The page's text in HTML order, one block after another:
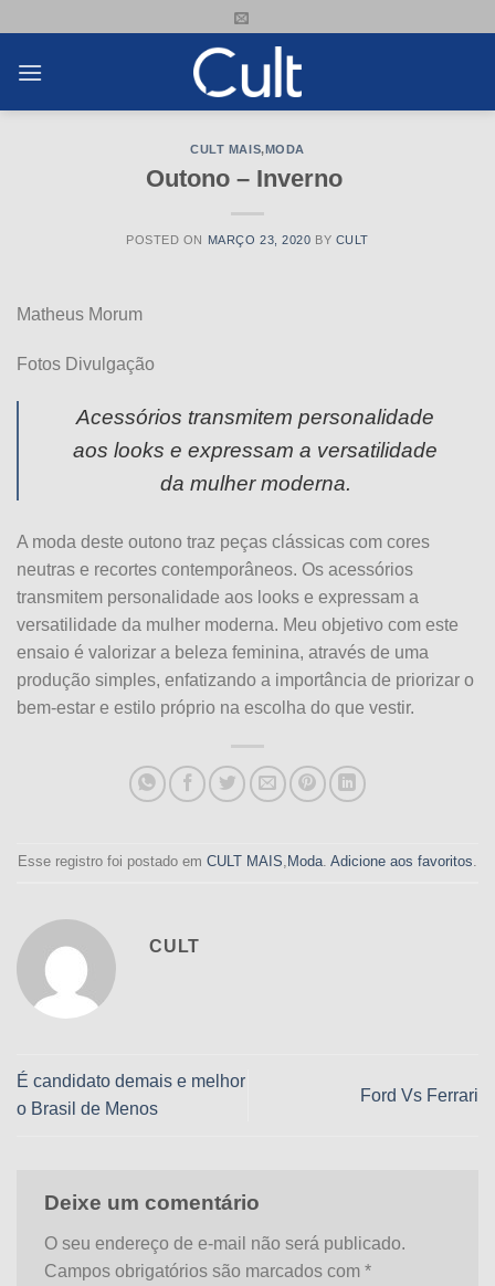
content
CULT MAIS,MODA
Outono – Inverno
POSTED ON MARÇO 23, 2020 BY CULT
Matheus Morum
Fotos Divulgação
Acessórios transmitem personalidade
aos looks e expressam a versatilidade
da mulher moderna.
A moda deste outono traz peças clássicas com cores
neutras e recortes contemporâneos. Os acessórios
transmitem personalidade aos looks e expressam a
versatilidade da mulher moderna. Meu objetivo com este
ensaio é valorizar a beleza feminina, através de uma
produção simples, enfatizando a importância de priorizar o
bem-estar e estilo próprio na escolha do que vestir.
Esse registro foi postado em CULT MAIS, Moda. Adicione aos favoritos.
CULT
É candidato demais e melhor
o Brasil de Menos
Ford Vs Ferrari
Deixe um comentário
O seu endereço de e-mail não será publicado.
Campos obrigatórios são marcados com *